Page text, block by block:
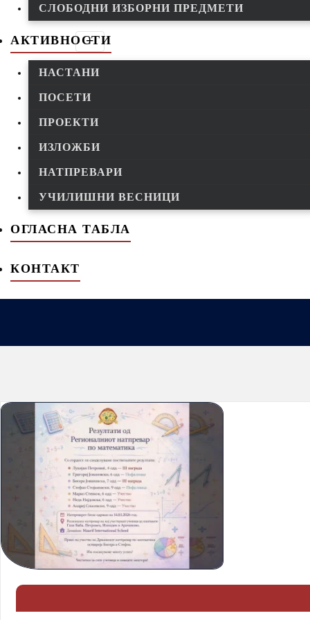
СЛОБОДНИ ИЗБОРНИ ПРЕДМЕТИ
АКТИВНОСТИ
НАСТАНИ
ПОСЕТИ
ПРОЕКТИ
ИЗЛОЖБИ
НАТПРЕВАРИ
УЧИЛИШНИ ВЕСНИЦИ
ОГЛАСНА ТАБЛА
КОНТАКТ